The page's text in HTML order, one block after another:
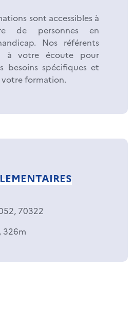
sont accessibles à
de personnes en
Nos référents
à votre écoute pour
besoins spécifiques et
votre formation.
70322
326m